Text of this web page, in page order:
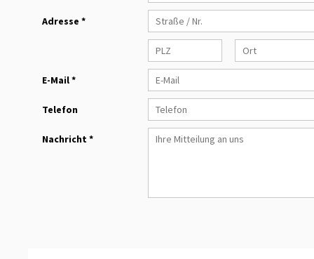
Adresse *
E-Mail *
Telefon
Nachricht *